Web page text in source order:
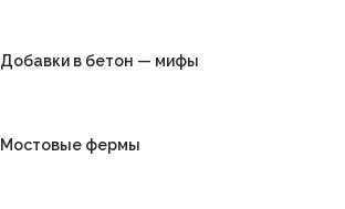
Добавки в бетон — мифы
Мостовые фермы